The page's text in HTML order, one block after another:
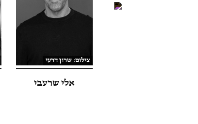
צילום: שרון דרעי
אלי שרעבי